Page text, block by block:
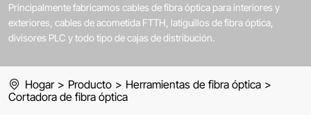
Principalmente fabricamos cables de fibra óptica para interiores y
exteriores, cables de acometida FTTH, latiguillos de fibra óptica,
divisores PLC y todo tipo de cajas de distribución.
Hogar > Producto > Herramientas de fibra óptica >
Cortadora de fibra óptica